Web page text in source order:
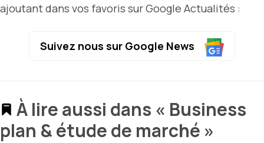
ajoutant dans vos favoris sur Google Actualités :
Suivez nous sur Google News
À lire aussi dans « Business
plan & étude de marché »